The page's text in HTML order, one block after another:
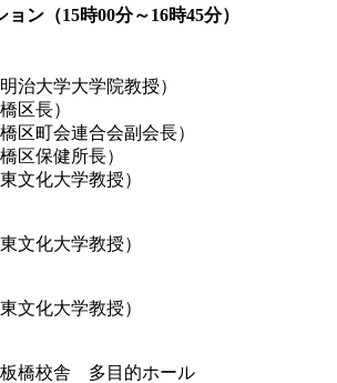
ン（15時00分～16時45分）
治大学大学院教授）
区長）
区町会連合会副会長）
区保健所長）
文化大学教授）
文化大学教授）
文化大学教授）
橋校舎 多目的ホール